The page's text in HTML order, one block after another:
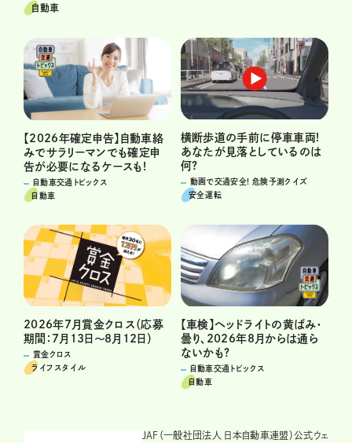
自動車
【2026年確定申告】自動車絡
みでサラリーマンでも確定申
告が必要になるケースも!
自動車交通トピックス
自動車
横断歩道の手前に停車車両!
あなたが見落としているのは
何?
動画で交通安全! 危険予測クイズ
安全運転
2026年7月賞金クロス（応募
期間：7月13日～8月12日）
賞金クロス
ライフスタイル
【車検】ヘッドライトの黄ばみ・
曇り、2026年8月からは通ら
ないかも?
自動車交通トピックス
自動車
JAF（一般社団法人 日本自動車連盟）公式ウェ